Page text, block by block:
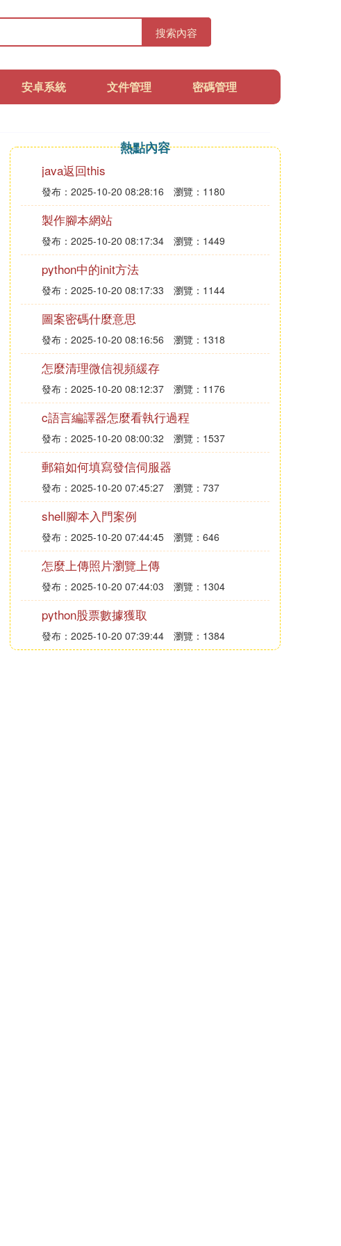
搜索內容
安卓系統 文件管理 密碼管理
熱點內容
java返回this
發布：2025-10-20 08:28:16 瀏覽：1180
製作腳本網站
發布：2025-10-20 08:17:34 瀏覽：1449
python中的init方法
發布：2025-10-20 08:17:33 瀏覽：1144
圖案密碼什麼意思
發布：2025-10-20 08:16:56 瀏覽：1318
怎麼清理微信視頻緩存
發布：2025-10-20 08:12:37 瀏覽：1176
c語言編譯器怎麼看執行過程
發布：2025-10-20 08:00:32 瀏覽：1537
郵箱如何填寫發信伺服器
發布：2025-10-20 07:45:27 瀏覽：737
shell腳本入門案例
發布：2025-10-20 07:44:45 瀏覽：646
怎麼上傳照片瀏覽上傳
發布：2025-10-20 07:44:03 瀏覽：1304
python股票數據獲取
發布：2025-10-20 07:39:44 瀏覽：1384